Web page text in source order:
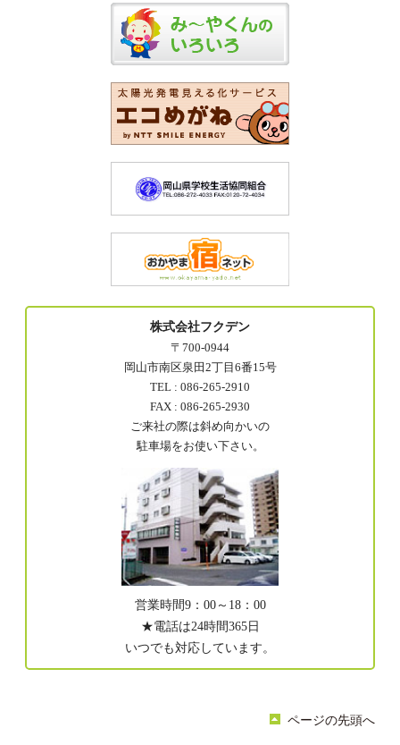
株式会社フクデン
〒700-0944
岡山市南区泉田2丁目6番15号
TEL : 086-265-2910
FAX : 086-265-2930
ご来社の際は斜め向かいの
駐車場をお使い下さい。
営業時間9：00～18：00
★電話は24時間365日
いつでも対応しています。
ページの先頭へ